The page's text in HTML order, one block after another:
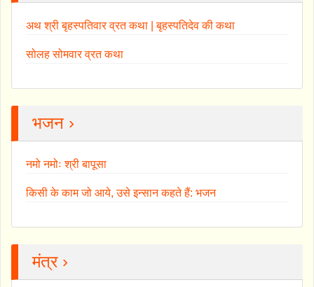
अथ श्री बृहस्पतिवार व्रत कथा | बृहस्पतिदेव की कथा
सोलह सोमवार व्रत कथा
भजन ›
नमो नमोः श्री बापूसा
किसी के काम जो आये, उसे इन्सान कहते हैं: भजन
मंत्र ›